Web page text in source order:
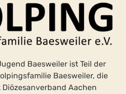
Baesweiler ist Teil der
Baesweiler, die
Aachen